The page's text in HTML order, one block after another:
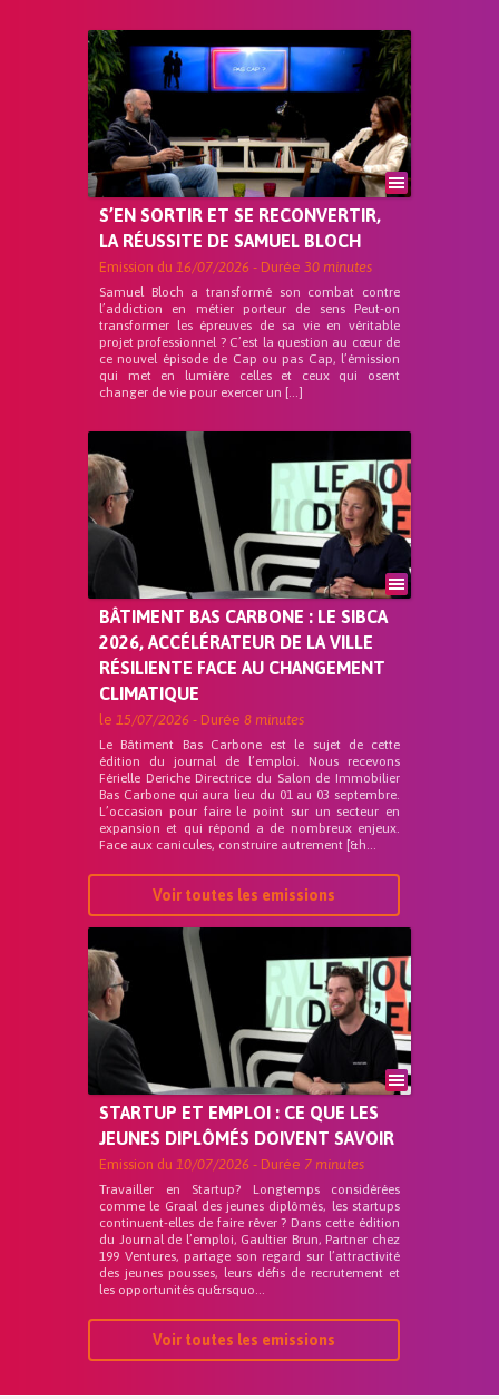
S’EN SORTIR ET SE RECONVERTIR,
LA RÉUSSITE DE SAMUEL BLOCH
Emission du 16/07/2026 - Durée 30 minutes
Samuel Bloch a transformé son combat contre
l’addiction en métier porteur de sens Peut-on
transformer les épreuves de sa vie en véritable
projet professionnel ? C’est la question au cœur de
ce nouvel épisode de Cap ou pas Cap, l’émission
qui met en lumière celles et ceux qui osent
changer de vie pour exercer un […]
BÂTIMENT BAS CARBONE : LE SIBCA
2026, ACCÉLÉRATEUR DE LA VILLE
RÉSILIENTE FACE AU CHANGEMENT
CLIMATIQUE
le 15/07/2026 - Durée 8 minutes
Le Bâtiment Bas Carbone est le sujet de cette
édition du journal de l’emploi. Nous recevons
Férielle Deriche Directrice du Salon de Immobilier
Bas Carbone qui aura lieu du 01 au 03 septembre.
L’occasion pour faire le point sur un secteur en
expansion et qui répond a de nombreux enjeux.
Face aux canicules, construire autrement [&h...
Voir toutes les emissions
STARTUP ET EMPLOI : CE QUE LES
JEUNES DIPLÔMÉS DOIVENT SAVOIR
Emission du 10/07/2026 - Durée 7 minutes
Travailler en Startup? Longtemps considérées
comme le Graal des jeunes diplômés, les startups
continuent-elles de faire rêver ? Dans cette édition
du Journal de l’emploi, Gaultier Brun, Partner chez
199 Ventures, partage son regard sur l’attractivité
des jeunes pousses, leurs défis de recrutement et
les opportunités qu&rsquo...
Voir toutes les emissions